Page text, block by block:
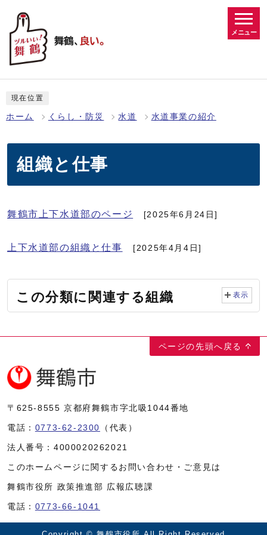
メニュー
現在位置
ホーム くらし・防災 水道 水道事業の紹介
組織と仕事
舞鶴市上下水道部のページ [2025年6月24日]
上下水道部の組織と仕事 [2025年4月4日]
この分類に関連する組織 表示
ページの先頭へ戻る
〒625-8555 京都府舞鶴市字北吸1044番地
電話： 0773-62-2300 （代表）
法人番号： 4000020262021
このホームページに関するお問い合わせ・ご意見は
舞鶴市役所 政策推進部 広報広聴課
電話： 0773-66-1041